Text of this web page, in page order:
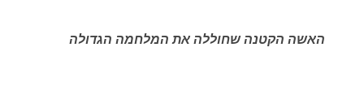
האשה הקטנה שחוללה את המלחמה הגדולה